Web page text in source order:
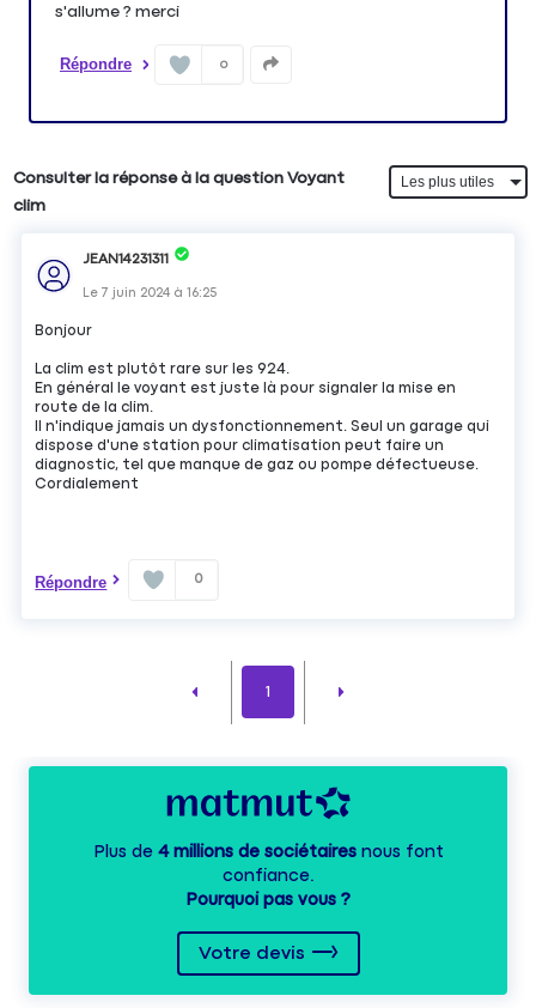
s'allume ? merci
Répondre 0
Consulter la réponse à la question Voyant
clim
JEAN14231311
Le7 juin 2024 à16:25
Bonjour
La clim est plutôt rare sur les 924.
En général le voyant est juste là pour signaler la mise en
route de la clim.
Il n'indique jamais un dysfonctionnement. Seul un garage qui
dispose d'une station pour climatisation peut faire un
diagnostic, tel que manque de gaz ou pompe défectueuse.
Cordialement
Répondre 0
1
Plus de 4 millions de sociétairesnous font
confiance.
Pourquoi pas vous ?
Votre devis